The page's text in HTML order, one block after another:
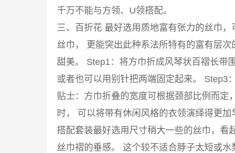
千万不能与方领、U领搭配。
三、百折花 最好选用质地富有张力的丝巾
丝巾， 更能突出此种系法所特有的富有层
甜美。 Step1：将方巾折成风琴状百褶长带
或者也可以用别针把两端固定起来。 Step3
贴士：方巾折叠的宽度可根据颈部比例而定
时， 可以将带有休闲风格的衣领演绎得更
搭配套装最好选用尺寸稍大一些的丝巾，看
丝巾褶的垂感。 这个较不适合脖子太短或水